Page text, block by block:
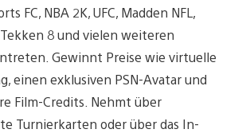
FC, NBA 2K, UFC, Madden NFL,
8 und vielen weiteren
Gewinnt Preise wie virtuelle
einen exklusiven PSN-Avatar und
Film-Credits. Nehmt über
Turnierkarten oder über das In-